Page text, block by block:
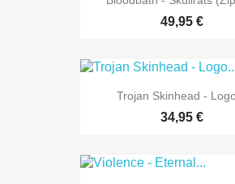
49,95 €
Trojan Skinhead -
34,95 €